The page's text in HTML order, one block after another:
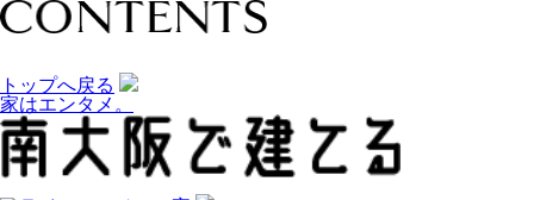
トップへ戻る
家はエンタメ。